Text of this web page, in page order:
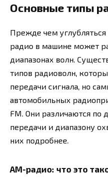
Основные типы
Прежде чем углубляться
радио в машине может
диапазонах волн.
типов радиоволн,
передачи сигнала, но
автомобильных
FM. Они различаются по
передачи и диапазону
них подробнее.
AM-радио: что это